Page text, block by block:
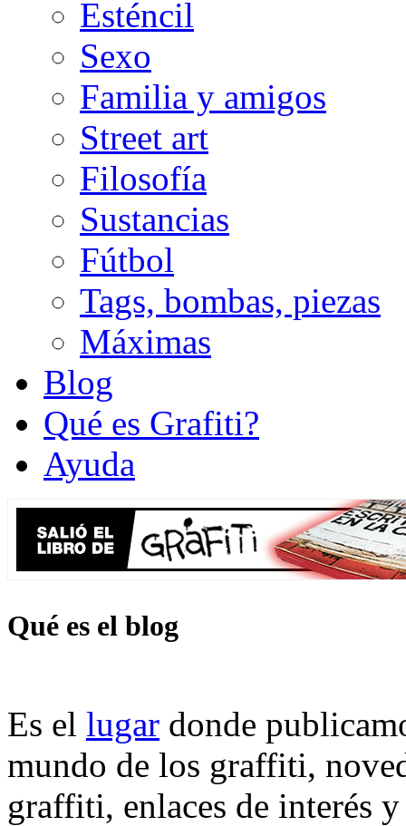
Esténcil
Sexo
Familia y amigos
Street art
Filosofía
Sustancias
Fútbol
Tags, bombas, piezas
Máximas
Blog
Qué es Grafiti?
Ayuda
Qué es el blog
Es el lugar donde
mundo de los graffiti,
graffiti, enlaces de interés y